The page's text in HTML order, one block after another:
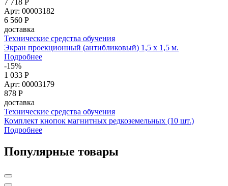
Арт: 00003182
6 560 Р
доставка
Технические средства обучения
Экран проекционный (антибликовый) 1,5 х 1,5 м.
Подробнее
-15%
1 033 Р
Арт: 00003179
878 Р
доставка
Технические средства обучения
Комплект кнопок магнитных редкоземельных (10 шт.)
Подробнее
Популярные товары